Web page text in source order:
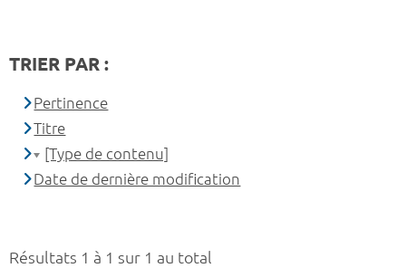
Résultats 1 à 1 sur 1 au total
TRIER PAR :
Pertinence
Titre
[Type de contenu]
Date de dernière modification